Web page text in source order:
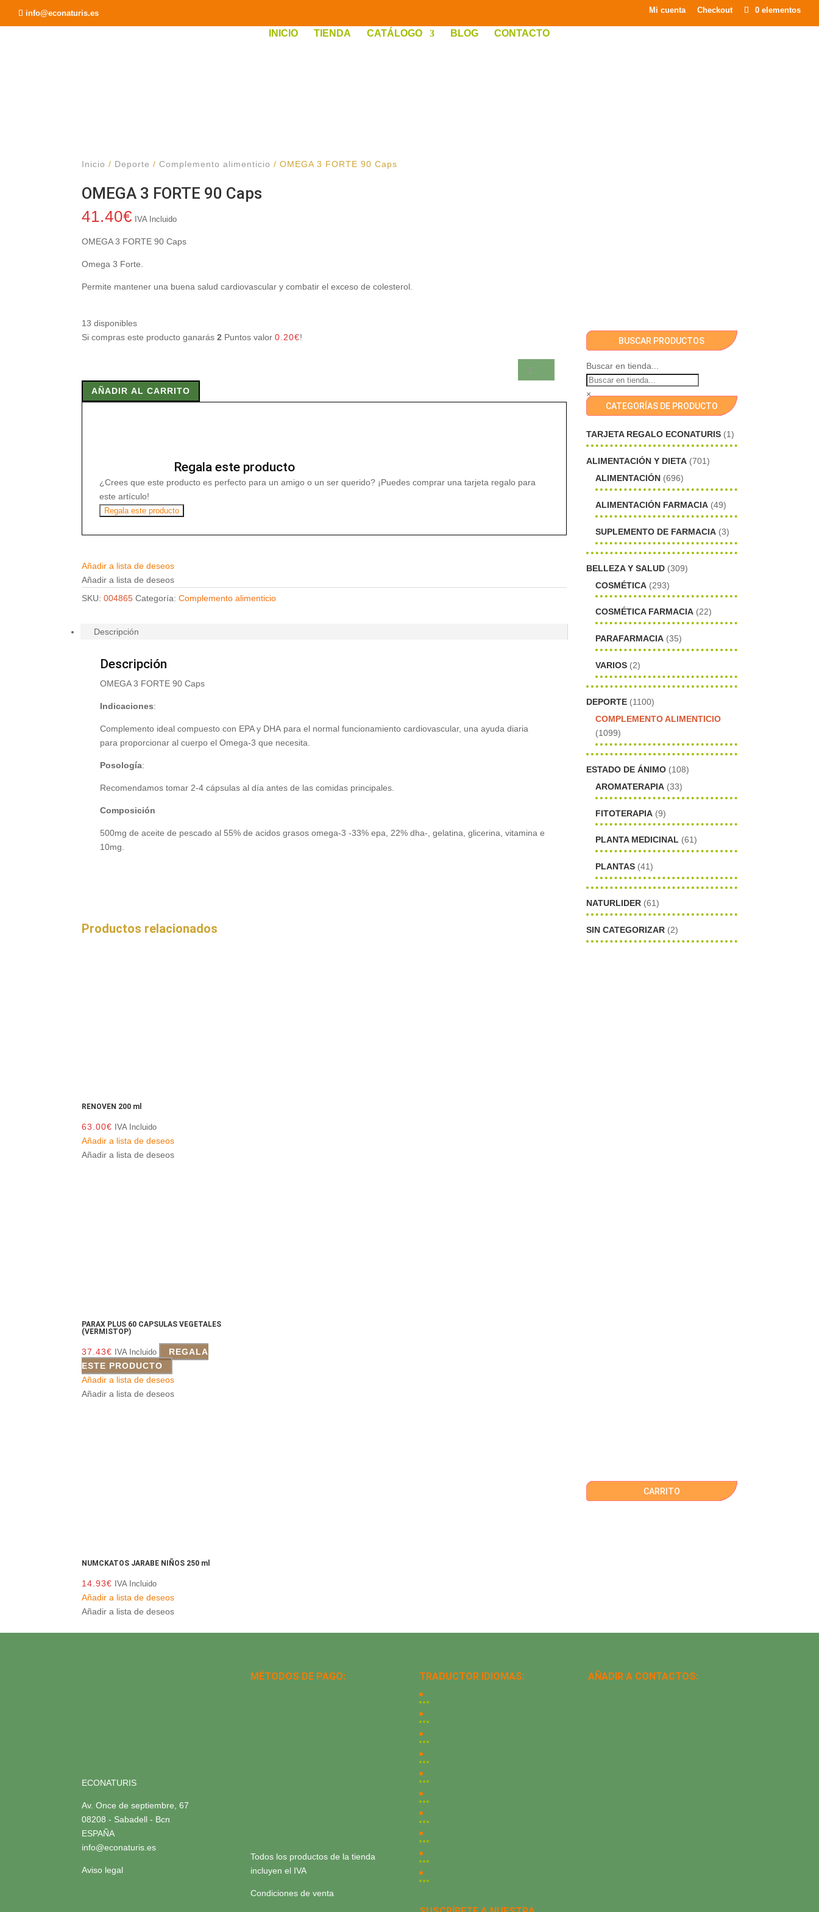
info@econaturis.es Mi cuenta Checkout 0 elementos
INICIO TIENDA CATÁLOGO BLOG CONTACTO
Inicio / Deporte /Complemento alimenticio / OMEGA 3 FORTE 90 Caps
OMEGA 3 FORTE 90 Caps
41.40€ IVA Incluido
OMEGA 3 FORTE 90 Caps
Omega 3 Forte.
Permite mantener una buena salud cardiovascular y combatir el exceso de colesterol.
13 disponibles
Si compras este producto ganarás2 Puntos valor0.20€!
3
FORTE
AÑADIR AL CARRITO
Regala este producto
¿Crees que este producto es perfecto para un amigo o un ser querido? ¡Puedes comprar una tarjeta regalo para
este artículo!
Regala este producto
Añadir a lista de deseos
Añadir a lista de deseos
SKU:004865 Categoría:Complemento alimenticio
Descripción
Descripción
OMEGA 3 FORTE 90 Caps
Indicaciones:
Complemento ideal compuesto con EPA y DHA para el normal funcionamiento cardiovascular, una ayuda diaria
para proporcionar al cuerpo el Omega-3 que necesita.
Posología:
Recomendamos tomar 2-4 cápsulas al día antes de las comidas principales.
Composición
500mg de aceite de pescado al 55% de acidos grasos omega-3 -33% epa, 22% dha-, gelatina, glicerina, vitamina e
10mg.
Productos relacionados
RENOVEN 200 ml
63.00€ IVA Incluido
Añadir a lista de deseos
Añadir a lista de deseos
PARAX PLUS 60 CAPSULAS VEGETALES
(VERMISTOP)
37.43€ IVA Incluido
REGALA
ESTE PRODUCTO
Añadir a lista de deseos
Añadir a lista de deseos
NUMCKATOS JARABE NIÑOS 250 ml
14.93€ IVA Incluido
Añadir a lista de deseos
Añadir a lista de deseos
BUSCAR PRODUCTOS
Buscar en tienda...
×
CATEGORÍAS DE PRODUCTO
TARJETA REGALO ECONATURIS (1)
ALIMENTACIÓN Y DIETA (701)
ALIMENTACIÓN (696)
ALIMENTACIÓN FARMACIA (49)
SUPLEMENTO DE FARMACIA (3)
BELLEZA Y SALUD (309)
COSMÉTICA (293)
COSMÉTICA FARMACIA (22)
PARAFARMACIA (35)
VARIOS (2)
DEPORTE (1100)
COMPLEMENTO ALIMENTICIO
(1099)
ESTADO DE ÁNIMO (108)
AROMATERAPIA (33)
FITOTERAPIA (9)
PLANTA MEDICINAL (61)
PLANTAS (41)
NATURLIDER (61)
SIN CATEGORIZAR (2)
CARRITO
ECONATURIS
Av. Once de septiembre, 67
08208 - Sabadell - Bcn
ESPAÑA
info@econaturis.es
Aviso legal
MÉTODOS DE PAGO:
Todos los productos de la tienda
incluyen el IVA
Condiciones de venta
TRADUCTOR IDIOMAS: AÑADIR A CONTACTOS: